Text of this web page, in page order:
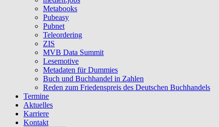
Metabooks
Pubeasy
Pubnet
Teleordering
ZIS
MVB Data Summit
Lesemotive
Metadaten für Dummies
Buch und Buchhandel in Zahlen
Reden zum Friedenspreis des Deutschen Buchhandels
Termine
Aktuelles
Karriere
Kontakt